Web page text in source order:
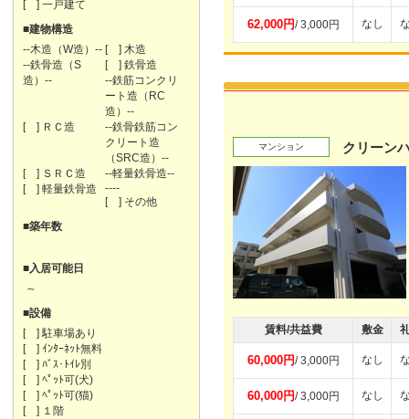
[ ] 一戸建て
■建物構造
--木造（W造）-- [ ] 木造
--鉄骨造（S
造）--
[ ] 鉄骨造
--鉄筋コンクリ
ート造（RC
造）--
[ ] ＲＣ造
--鉄骨鉄筋コン
クリート造
（SRC造）--
[ ] ＳＲＣ造
--軽量鉄骨造--
[ ] 軽量鉄骨造
----
[ ] その他
■築年数
■入居可能日
～
■設備
[ ] 駐車場あり
[ ] ｲﾝﾀｰﾈｯﾄ無料
[ ] ﾊﾞｽ･ﾄｲﾚ別
[ ] ﾍﾟｯﾄ可(犬)
[ ] ﾍﾟｯﾄ可(猫)
[ ] １階
62,000円/ 3,000円 なし
マンション クリーン
賃料/共益費 敷金
60,000円/ 3,000円 なし
60,000円/ 3,000円 なし